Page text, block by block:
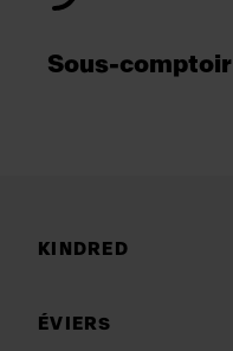
Sous-comptoir
KINDRED
ÉVIERS